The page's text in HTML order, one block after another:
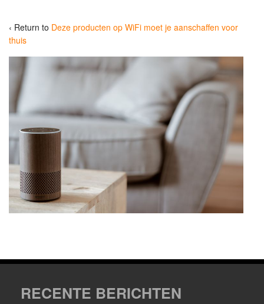
‹ Return to Deze producten op WiFi moet je aanschaffen voor
thuis
RECENTE BERICHTEN